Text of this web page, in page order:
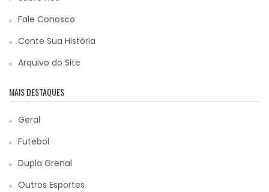
Fale Conosco
Conte Sua História
Arquivo do Site
MAIS DESTAQUES
Geral
Futebol
Dupla Grenal
Outros Esportes